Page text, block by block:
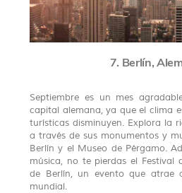
7. Berlín,
Septiembre es un mes
capital alemana, ya que el clima
turísticas disminuyen. Explora la
a través de sus monumentos y
Berlín y el Museo de Pérgamo.
música, no te pierdas el Festival
de Berlín, un evento que atrae
mundial.